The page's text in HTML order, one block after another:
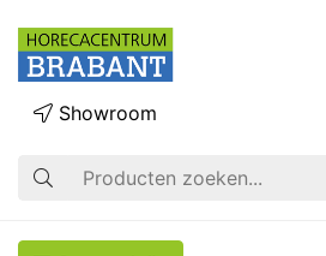
Zoek op
Showroom